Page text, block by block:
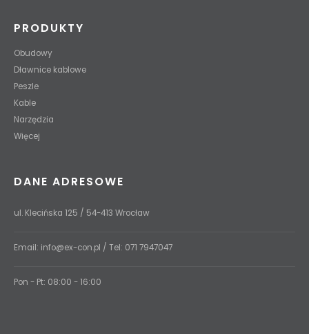
PRODUKTY
Obudowy
Dławnice kablowe
Peszle
Kable
Narzędzia
Więcej
DANE ADRESOWE
ul. Klecińska 125 / 54-413 Wrocław
Email: info@ex-con.pl / Tel: 071 7947047
Pon - Pt: 08:00 - 16:00